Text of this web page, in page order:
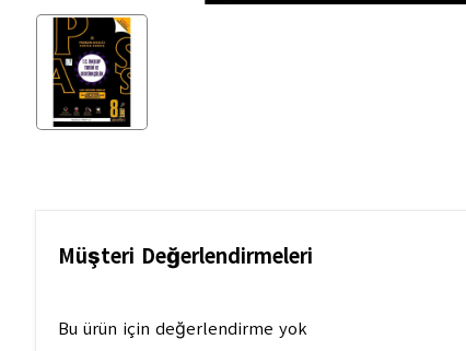
Müşteri Değerlendirmeleri
Bu ürün için değerlendirme yok